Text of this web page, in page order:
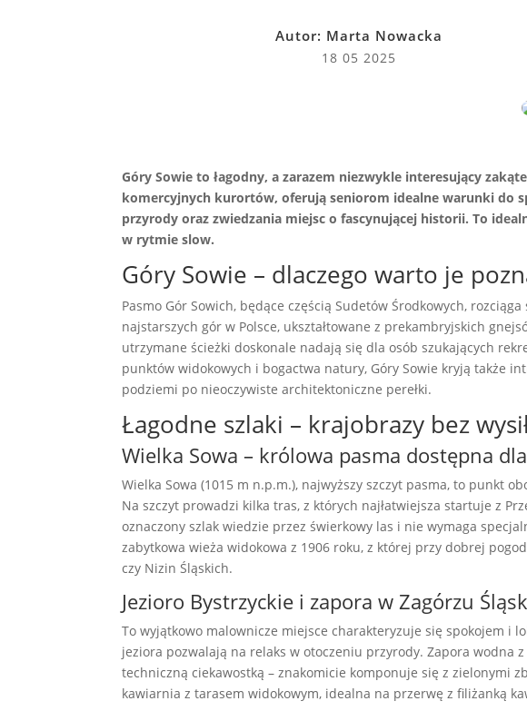
Autor: Marta Nowacka
18 05 2025
Góry Sowie to łagodny, a zarazem niezwykle interesujący
komercyjnych kurortów, oferują seniorom idealne warunki do
przyrody oraz zwiedzania miejsc o fascynującej historii. To
w rytmie slow.
Góry Sowie – dlaczego warto je
Pasmo Gór Sowich, będące częścią Sudetów Środkowych,
najstarszych gór w Polsce, ukształtowane z prekambryjskich
utrzymane ścieżki doskonale nadają się dla osób szukających
punktów widokowych i bogactwa natury, Góry Sowie kryją także
podziemi po nieoczywiste architektoniczne perełki.
Łagodne szlaki – krajobrazy bez
Wielka Sowa – królowa pasma dostępna
Wielka Sowa (1015 m n.p.m.), najwyższy szczyt pasma, to punkt
Na szczyt prowadzi kilka tras, z których najłatwiejsza startuje z
oznaczony szlak wiedzie przez świerkowy las i nie wymaga
zabytkowa wieża widokowa z 1906 roku, z której przy dobrej
czy Nizin Śląskich.
Jezioro Bystrzyckie i zapora w Zagórzu
To wyjątkowo malownicze miejsce charakteryzuje się spokojem i
jeziora pozwalają na relaks w otoczeniu przyrody. Zapora wodna
techniczną ciekawostką – znakomicie komponuje się z zielonymi
kawiarnia z tarasem widokowym, idealna na przerwę z filiżanką